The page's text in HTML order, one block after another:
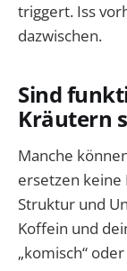
triggert. Iss
dazwischen.
Sind
Kräutern
Manche
ersetzen keine
Struktur und
Koffein und
„komisch“